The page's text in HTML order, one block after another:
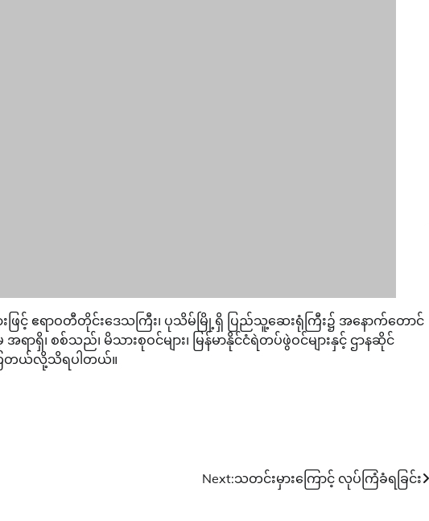
ြင့် ဧရာဝတီတိုင်းဒေသကြီး၊ ပုသိမ်မြို့ရှိ ပြည်သူ့ဆေးရုံကြီး၌ အနောက်တောင်
ရှိ၊ စစ်သည်၊ မိသားစုဝင်များ၊ မြန်မာနိုင်ငံရဲတပ်ဖွဲဝင်များနှင့် ဌာနဆိုင်
ကြတယ်လို့သိရပါတယ်။
Next:သတင်းမှားကြောင့် လုပ်ကြံခံရခြင်း